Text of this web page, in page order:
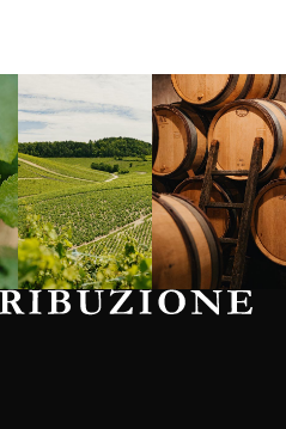
Borgogna,
Francia
Instagram